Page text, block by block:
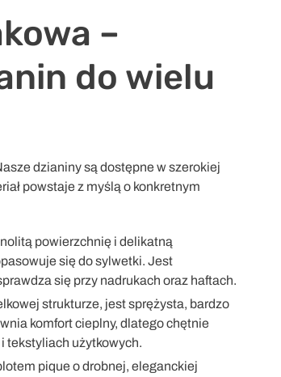
–
do wielu
dzianiny są dostępne w szerokiej
powstaje z myślą o konkretnym
powierzchnię i delikatną
się do sylwetki. Jest
się przy nadrukach oraz haftach.
strukturze, jest sprężysta, bardzo
komfort cieplny, dlatego chętnie
tekstyliach użytkowych.
pique o drobnej, eleganckiej